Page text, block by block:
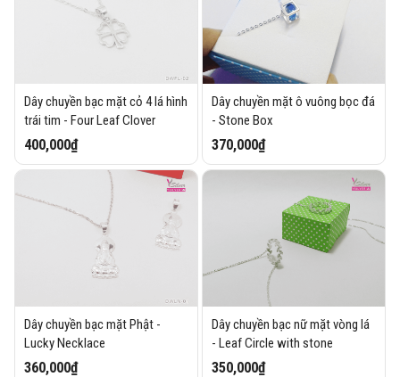
Dây chuyền bạc mặt cỏ 4 lá hình
trái tim - Four Leaf Clover
400,000₫
Dây chuyền mặt ô vuông bọc đá
- Stone Box
370,000₫
Dây chuyền bạc mặt Phật -
Lucky Necklace
360,000₫
Dây chuyền bạc nữ mặt vòng lá
- Leaf Circle with stone
350,000₫